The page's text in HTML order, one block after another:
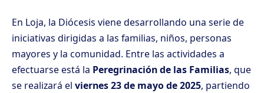
En Loja, la Diócesis viene desarrollando una serie de
iniciativas dirigidas a las familias, niños, personas
mayores y la comunidad. Entre las actividades a
efectuarse está la Peregrinación de las Familias, que
se realizará el viernes 23 de mayo de 2025, partiendo